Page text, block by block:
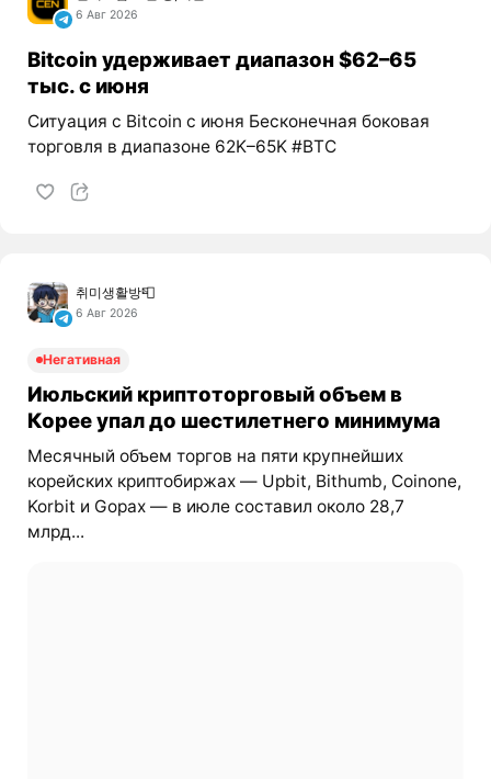
6 Авг 2026
Bitcoin удерживает диапазон $62–65
тыс. с июня
Ситуация с Bitcoin с июня Бесконечная боковая
торговля в диапазоне 62K–65K #BTC
취미생활방📮
6 Авг 2026
Негативная
Июльский криптоторговый объем в
Корее упал до шестилетнего минимума
Месячный объем торгов на пяти крупнейших
корейских криптобиржах — Upbit, Bithumb, Coinone,
Korbit и Gopax — в июле составил около 28,7
млрд...